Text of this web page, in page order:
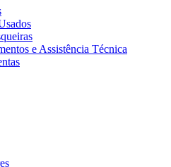
e Assistência Técnica